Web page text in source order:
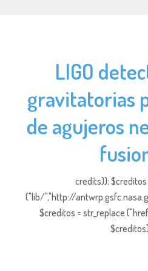
LIGO
gravitatorias
de agujeros
credits)); $creditos
("lib/","http://
$creditos = str_replace